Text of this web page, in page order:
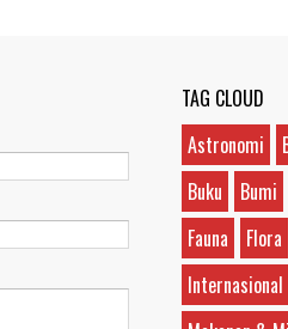
TAG CLOUD
Astronomi
Buku
Bumi
Fauna
Flora
Internasional